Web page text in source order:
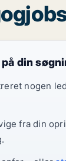
din
nogen
fra din